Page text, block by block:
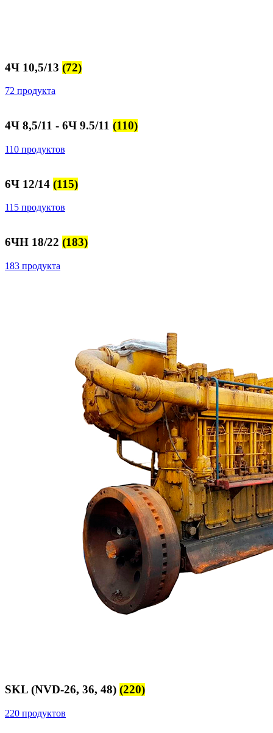
4Ч 10,5/13 (72)
72 продукта
4Ч 8,5/11 - 6Ч 9.5/11 (110)
110 продуктов
6Ч 12/14 (115)
115 продуктов
6ЧН 18/22 (183)
183 продукта
SKL (NVD-26, 36, 48) (220)
220 продуктов